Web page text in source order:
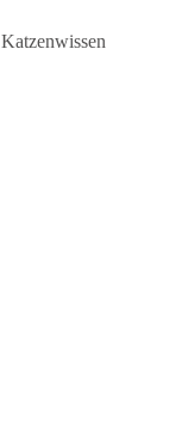
Katzenwissen